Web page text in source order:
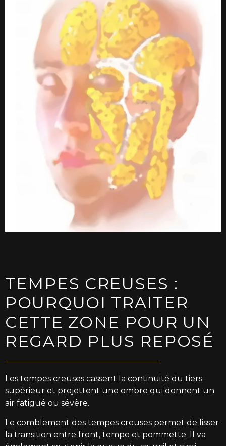
TEMPES CREUSES :
POURQUOI TRAITER
CETTE ZONE POUR UN
REGARD PLUS REPOSÉ
Les tempes creuses cassent la continuité du tiers
supérieur et projettent une ombre qui donnent un
air fatigué ou sévère.
Le comblement des tempes creuses permet de lisser
la transition entre front, tempe et pommette. Il va